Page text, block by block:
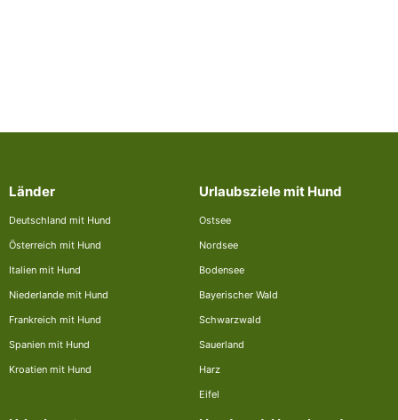
Länder
Deutschland mit Hund
Österreich mit Hund
Italien mit Hund
Niederlande mit Hund
Frankreich mit Hund
Spanien mit Hund
Kroatien mit Hund
Urlaubsziele mit Hund
Ostsee
Nordsee
Bodensee
Bayerischer Wald
Schwarzwald
Sauerland
Harz
Eifel